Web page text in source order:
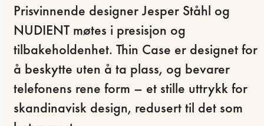
Prisvinnende designer Jesper Ståhl og
NUDIENT møtes i presisjon og
tilbakeholdenhet. Thin Case er designet for
å beskytte uten å ta plass, og bevarer
telefonens rene form – et stille uttrykk for
skandinavisk design, redusert til det som